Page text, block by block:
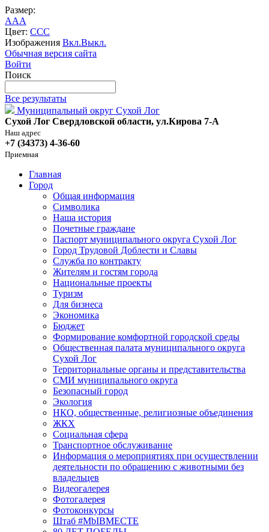
Размер:
AAA
Цвет: CCC
Изображения Вкл.Выкл.
Обычная версия сайта
Войти
Поиск
Все результаты
Муниципальный округ Сухой Лог
Сухой Лог Свердловской области, ул.Кирова 7-А
Наш адрес
+7 (34373) 4-36-60
Приемная
Главная
Город
Общая информация
Символика
Наша история
Почетные граждане
Паспорт муниципального округа Сухой Лог
Город Трудовой Доблести и Славы
Служба по контракту
Жителям и гостям города
Национальные проекты
Туризм
Для бизнеса
Экономика
Бюджет
Формирование комфортной городской среды
Общественная палата муниципального округа
Сухой Лог
Территориальные органы и представительства
СМИ муниципального округа
Безопасный город
Экология
НКО, общественные, религиозные объединения
ЖКХ
Социальная сфера
Транспортное обслуживание
Информация о мероприятиях при осуществлении
деятельности по обращению с животными без
владельцев
Видеогалерея
Фотогалерея
Фотоконкурсы
Штаб #MbIBMECTE